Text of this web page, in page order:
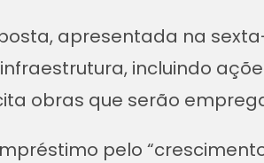
apresentada na
incluindo
obras que serão
pelo